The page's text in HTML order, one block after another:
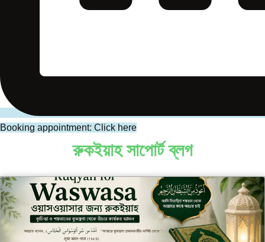
Booking appointment: Click here
রুকইয়াহ সাপোর্ট ব্লগ